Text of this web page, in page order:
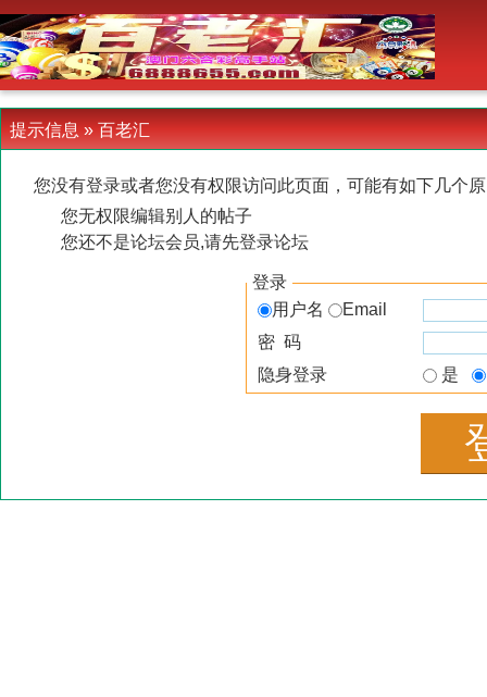
提示信息 » 百老汇
您没有登录或者您没有权限访问此页面，可能有如下几个
您无权限编辑别人的帖子
您还不是论坛会员,请先登录论坛
登录
用户名
Email
密 码
隐身登录
是